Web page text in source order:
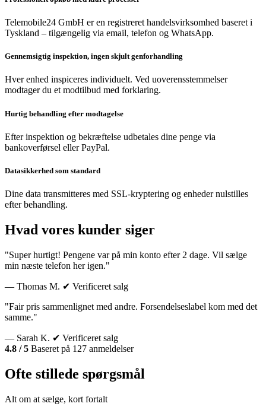
Telemobile24 GmbH er en registreret handelsvirksomhed baseret i
Tyskland – tilgængelig via email, telefon og WhatsApp.
Gennemsigtig inspektion, ingen skjult genforhandling
Hver enhed inspiceres individuelt. Ved uoverensstemmelser
modtager du et modtilbud med forklaring.
Hurtig behandling efter modtagelse
Efter inspektion og bekræftelse udbetales dine penge via
bankoverførsel eller PayPal.
Datasikkerhed som standard
Dine data transmitteres med SSL-kryptering og enheder nulstilles
efter behandling.
Hvad vores kunder siger
"Super hurtigt! Pengene var på min konto efter 2 dage. Vil sælge
min næste telefon her igen."
— Thomas M. ✔ Verificeret salg
"Fair pris sammenlignet med andre. Forsendelseslabel kom med det
samme."
— Sarah K. ✔ Verificeret salg
4.8 / 5 Baseret på 127 anmeldelser
Ofte stillede spørgsmål
Alt om at sælge, kort fortalt